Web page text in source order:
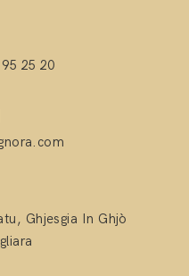
25 20
Ghjesgia In Ghjò